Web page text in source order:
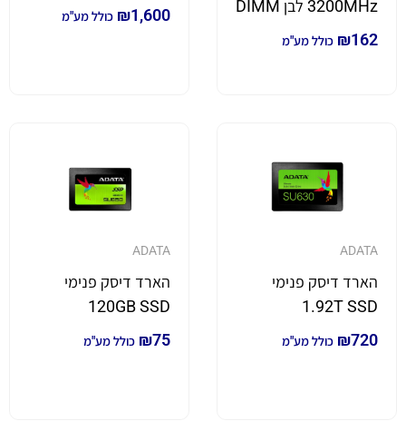
3200MHz לבן DIMM
₪162 כולל מע"מ
₪1,600 כולל מע"מ
ADATA
הארד דיסק פנימי
1.92T SSD
₪720 כולל מע"מ
ADATA
הארד דיסק פנימי
120GB SSD
₪75 כולל מע"מ